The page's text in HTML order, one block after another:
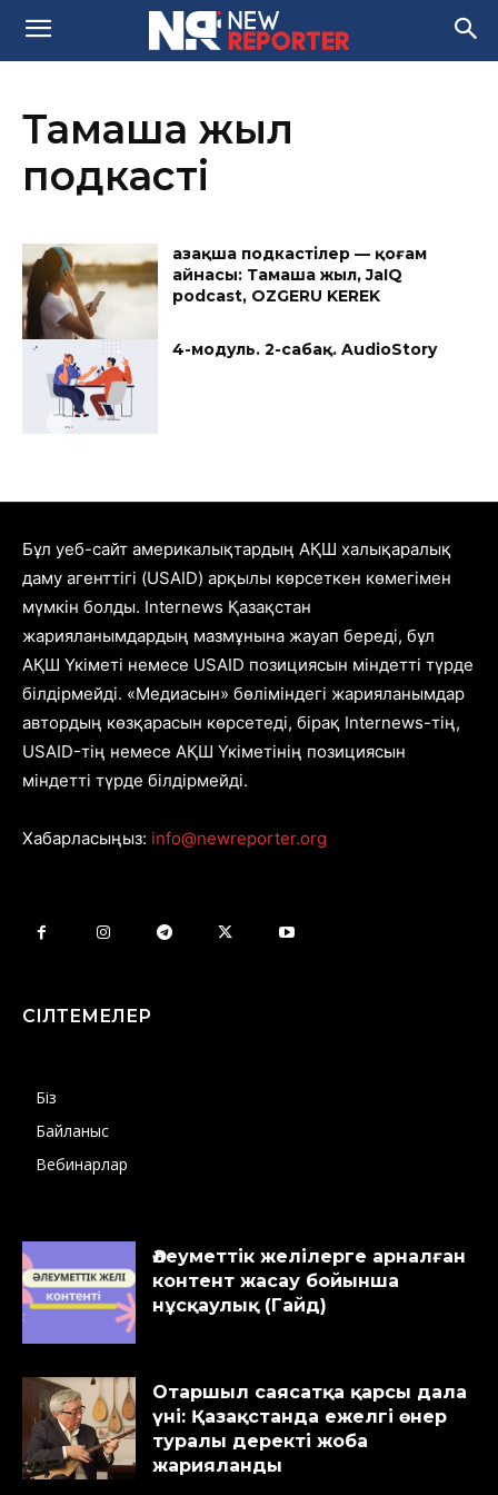
Тамаша жыл
подкасті
Қазақша подкастілер — қоғам
айнасы: Тамаша жыл, JaIQ
podcast, OZGERU KEREK
4-модуль. 2-сабақ. AudioStory
Бұл уеб-сайт америкалықтардың АҚШ халықаралық
даму агенттігі (USAID) арқылы көрсеткен көмегімен
мүмкін болды. Internews Қазақстан
жарияланымдардың мазмұнына жауап береді, бұл
АҚШ Үкіметі немесе USAID позициясын міндетті түрде
білдірмейді. «Медиасын» бөліміндегі жарияланымдар
автордың көзқарасын көрсетеді, бірақ Internews-тің,
USAID-тің немесе АҚШ Үкіметінің позициясын
міндетті түрде білдірмейді.
Хабарласыңыз: info@newreporter.org
СІЛТЕМЕЛЕР
Біз
Байланыс
Вебинарлар
Әлеуметтік желілерге арналған
контент жасау бойынша
нұсқаулық (Гайд)
Отаршыл саясатқа қарсы дала
үні: Қазақстанда ежелгі өнер
туралы деректі жоба
жарияланды